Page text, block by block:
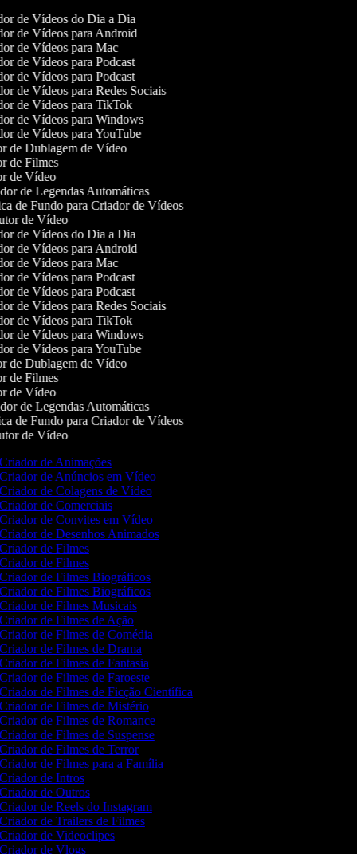
de Vídeos do Dia a Dia
de Vídeos para Android
de Vídeos para Mac
de Vídeos para Podcast
de Vídeos para Podcast
de Vídeos para Redes Sociais
de Vídeos para TikTok
de Vídeos para Windows
de Vídeos para YouTube
de Dublagem de Vídeo
de Filmes
de Vídeo
de Legendas Automáticas
de Fundo para Criador de Vídeos
de Vídeo
de Vídeos do Dia a Dia
de Vídeos para Android
de Vídeos para Mac
de Vídeos para Podcast
de Vídeos para Podcast
de Vídeos para Redes Sociais
de Vídeos para TikTok
de Vídeos para Windows
de Vídeos para YouTube
de Dublagem de Vídeo
de Filmes
de Vídeo
de Legendas Automáticas
de Fundo para Criador de Vídeos
de Vídeo
de Animações
de Anúncios em Vídeo
de Colagens de Vídeo
de Comerciais
de Convites em Vídeo
de Desenhos Animados
de Filmes
de Filmes
de Filmes Biográficos
de Filmes Biográficos
de Filmes Musicais
de Filmes de Ação
de Filmes de Comédia
de Filmes de Drama
de Filmes de Fantasia
de Filmes de Faroeste
de Filmes de Ficção Científica
de Filmes de Mistério
de Filmes de Romance
de Filmes de Suspense
de Filmes de Terror
de Filmes para a Família
de Intros
de Outros
de Reels do Instagram
de Trailers de Filmes
de Videoclipes
de Vlogs